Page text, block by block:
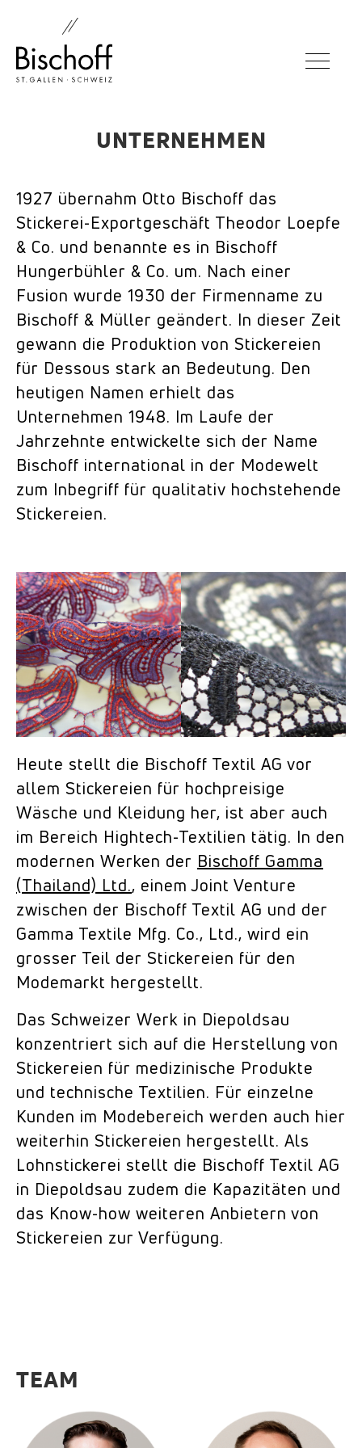
Zur
Zum
UNTERNEHMEN
1927 übernahm Otto Bischoff das
Stickerei-Exportgeschäft Theodor Loepfe
& Co. und benannte es in Bischoff
Hungerbühler & Co. um. Nach einer
Fusion wurde 1930 der Firmenname zu
Bischoff & Müller geändert. In dieser Zeit
gewann die Produktion von Stickereien
für Dessous stark an Bedeutung. Den
heutigen Namen erhielt das
Unternehmen 1948. Im Laufe der
Jahrzehnte entwickelte sich der Name
Bischoff international in der Modewelt
zum Inbegriff für qualitativ hochstehende
Stickereien.
Heute stellt die Bischoff Textil AG vor
allem Stickereien für hochpreisige
Wäsche und Kleidung her, ist aber auch
im Bereich Hightech-Textilien tätig. In den
modernen Werken der Bischoff Gamma
(Thailand) Ltd., einem Joint Venture
zwischen der Bischoff Textil AG und der
Gamma Textile Mfg. Co., Ltd., wird ein
grosser Teil der Stickereien für den
Modemarkt hergestellt.
Das Schweizer Werk in Diepoldsau
konzentriert sich auf die Herstellung von
Stickereien für medizinische Produkte
und technische Textilien. Für einzelne
Kunden im Modebereich werden auch hier
weiterhin Stickereien hergestellt. Als
Lohnstickerei stellt die Bischoff Textil AG
in Diepoldsau zudem die Kapazitäten und
das Know-how weiteren Anbietern von
Stickereien zur Verfügung.
TEAM